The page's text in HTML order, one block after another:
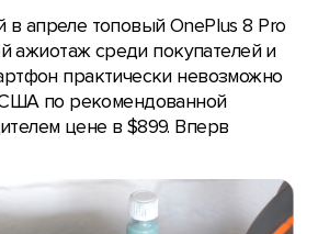
в апреле топовый OnePlus 8 Pro
ажиотаж среди покупателей и
практически невозможно
по рекомендованной
цене в $899. Вперв